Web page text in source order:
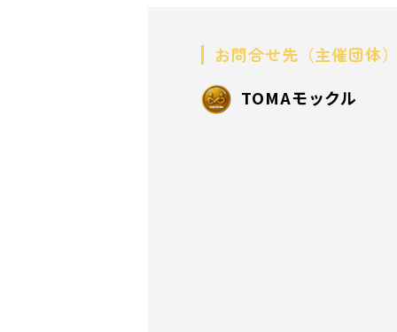
お問合せ先（主催団体
TOMAモックル